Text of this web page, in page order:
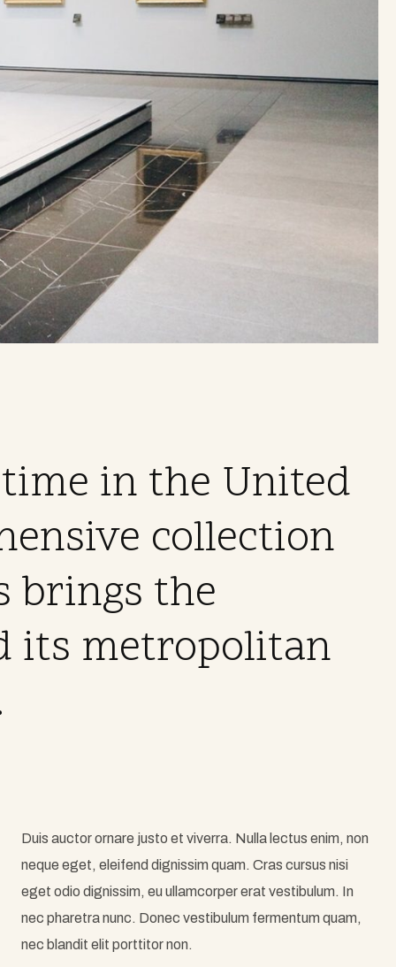
in the United
collection
brings the
its metropolitan
Duis auctor ornare justo et viverra. Nulla lectus enim, non
neque eget, eleifend dignissim quam. Cras cursus nisi
eget odio dignissim, eu ullamcorper erat vestibulum. In
nec pharetra nunc. Donec vestibulum fermentum quam,
nec blandit elit porttitor non.